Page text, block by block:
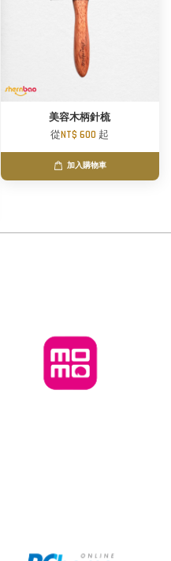
美容木柄針梳
從NT$ 600 起
加入購物車